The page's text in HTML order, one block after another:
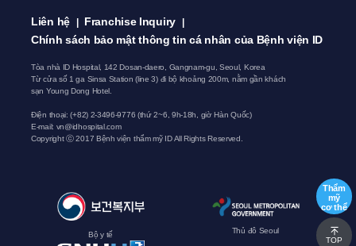
Liên hệ | Franchise Inquiry |
Chính sách bảo mật thông tin cá nhân của Bệnh viện ID
Tòa nhà ID Hospital, 142 Dosan-daero, Gangnam-gu, Seoul, Korea
Từ cửa số 1 ga Sinsa Station (line 3) đi bộ khoảng 200m, nằm gần khách
sạn Young Dong Hotel.
Điện thoại: (+82) 2-3496-9776 (thứ 2~6, 9h-18h, giờ Hàn Quốc)
E-mail: vn@idhospital.com
Copyright ⓒ 2017 Bệnh viện thẩm mỹ ID All Rights Reserved.
Bộ y tế Thủ đô Seoul
Thẩm
mỹ
cơ thể
TOP